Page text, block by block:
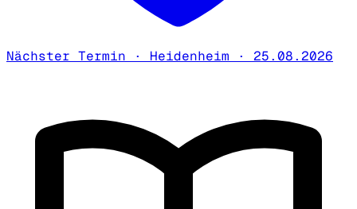
Nächster Termin · Heidenheim · 25.08.2026